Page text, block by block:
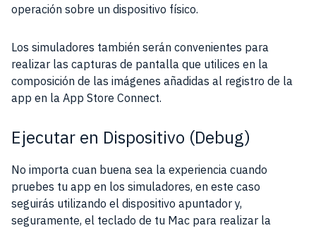
operación sobre un dispositivo físico.
Los simuladores también serán convenientes para
realizar las capturas de pantalla que utilices en la
composición de las imágenes añadidas al registro de la
app en la App Store Connect.
Ejecutar en Dispositivo (Debug)
No importa cuan buena sea la experiencia cuando
pruebes tu app en los simuladores, en este caso
seguirás utilizando el dispositivo apuntador y,
seguramente, el teclado de tu Mac para realizar la